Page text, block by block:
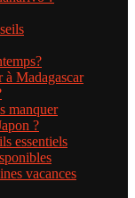
Madagascar
manquer
?
essentiels
vacances